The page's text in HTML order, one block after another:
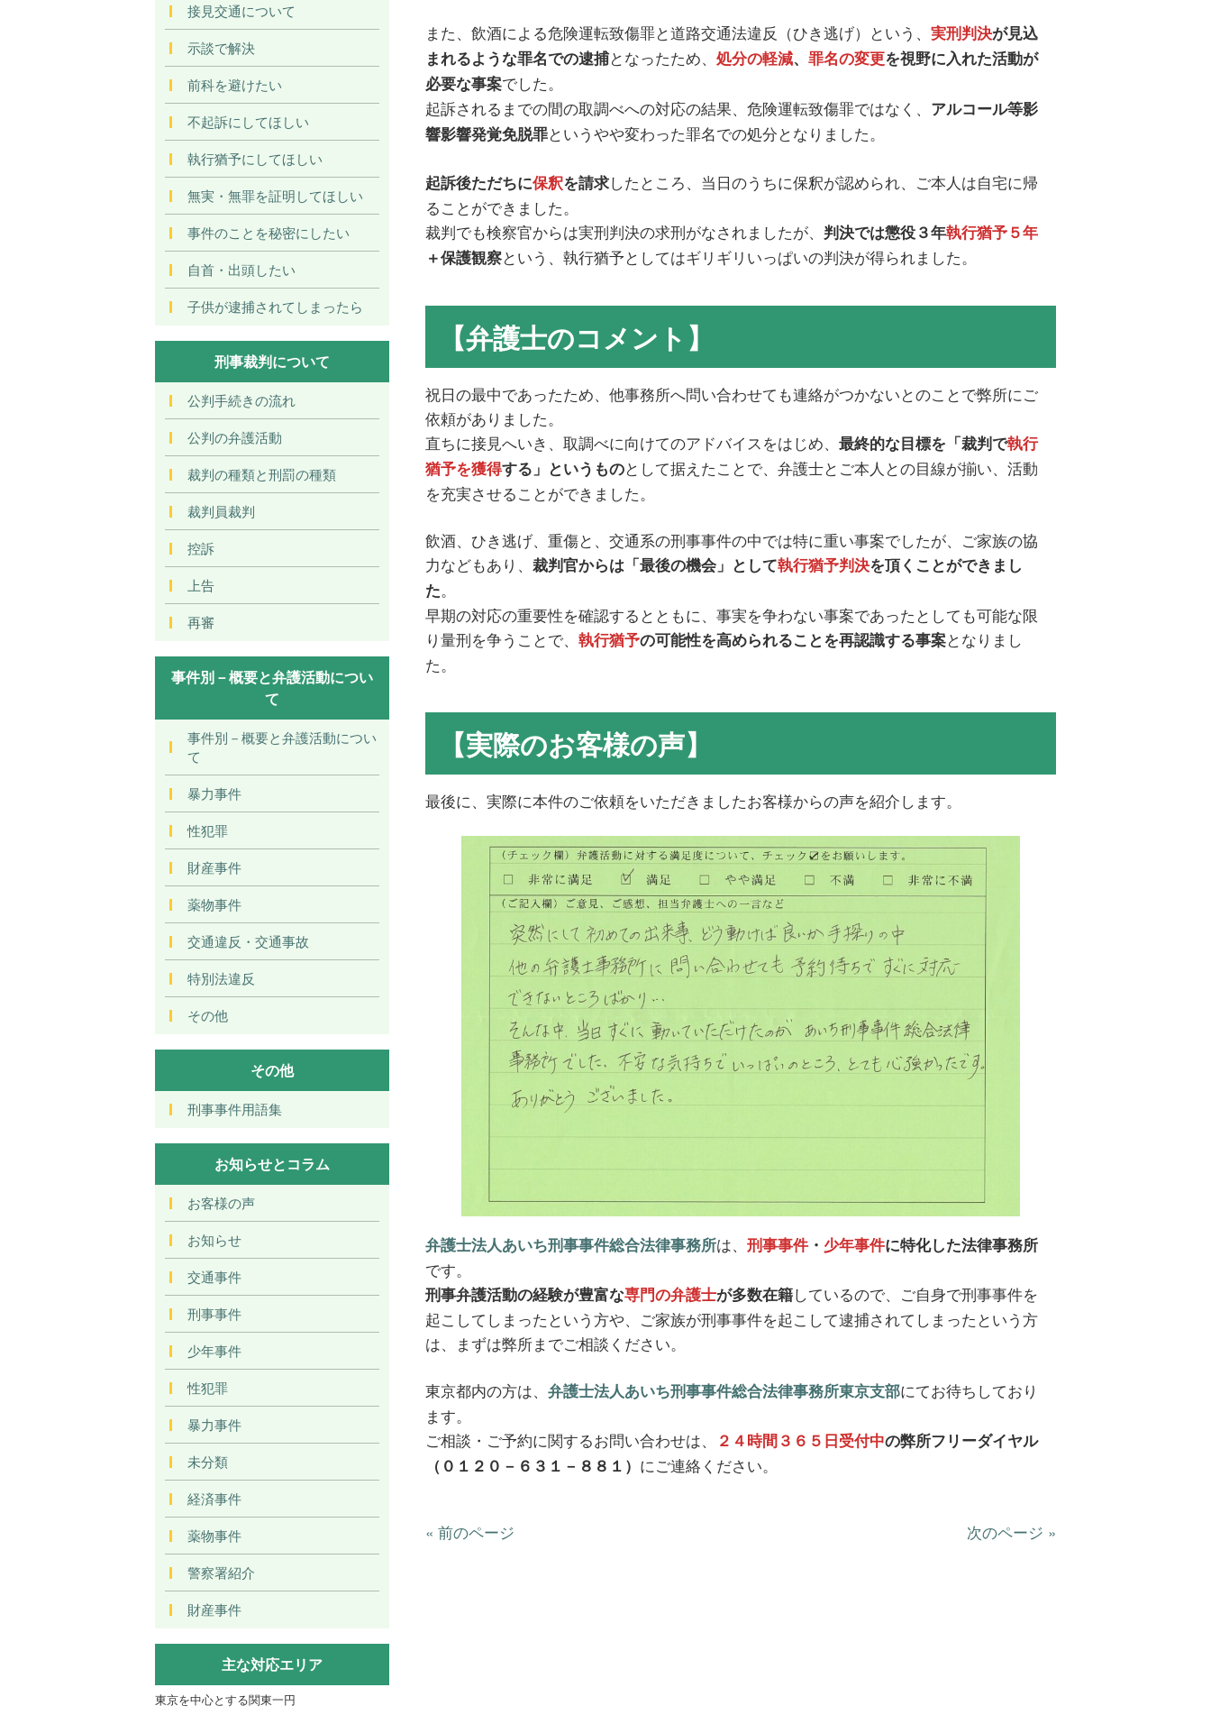
また、飲酒による危険運転致傷罪と道路交通法違反（ひき逃げ）という、 実刑判決が見込
まれるような罪名での逮捕となったため、 処分の軽減、 罪名の変更を視野に入れた活動が
必要な事案でした。
起訴されるまでの間の取調べへの対応の結果、危険運転致傷罪ではなく、 アルコール等影
響影響発覚免脱罪というやや変わった罪名での処分となりました。
起訴後ただちに保釈を請求したところ、当日のうちに保釈が認められ、ご本人は自宅に帰
ることができました。
裁判でも検察官からは実刑判決の求刑がなされましたが、 判決では懲役３年執行猶予５年
＋保護観察という、執行猶予としてはギリギリいっぱいの判決が得られました。
【弁護士のコメント】
祝日の最中であったため、他事務所へ問い合わせても連絡がつかないとのことで弊所にご
依頼がありました。
直ちに接見へいき、取調べに向けてのアドバイスをはじめ、 最終的な目標を「裁判で執行
猶予を獲得する」というものとして据えたことで、弁護士とご本人との目線が揃い、活動
を充実させることができました。
飲酒、ひき逃げ、重傷と、交通系の刑事事件の中では特に重い事案でしたが、ご家族の協
力などもあり、 裁判官からは「最後の機会」として執行猶予判決を頂くことができまし
た。
早期の対応の重要性を確認するとともに、事実を争わない事案であったとしても可能な限
り量刑を争うことで、 執行猶予の可能性を高められることを再認識する事案となりまし
た。
【実際のお客様の声】
最後に、実際に本件のご依頼をいただきましたお客様からの声を紹介します。
弁護士法人あいち刑事事件総合法律事務所は、 刑事事件 ・ 少年事件に特化した法律事務所
です。
刑事弁護活動の経験が豊富な専門の弁護士が多数在籍しているので、ご自身で刑事事件を
起こしてしまったという方や、ご家族が刑事事件を起こして逮捕されてしまったという方
は、まずは弊所までご相談ください。
東京都内の方は、 弁護士法人あいち刑事事件総合法律事務所東京支部にてお待ちしており
ます。
ご相談・ご予約に関するお問い合わせは、
２４時間３６５日受付中の弊所フリーダイヤル
（０１２０－６３１－８８１） にご連絡ください。
« 前のページ 次のページ »
接見交通について
示談で解決
前科を避けたい
不起訴にしてほしい
執行猶予にしてほしい
無実・無罪を証明してほしい
事件のことを秘密にしたい
自首・出頭したい
子供が逮捕されてしまったら
刑事裁判について
公判手続きの流れ
公判の弁護活動
裁判の種類と刑罰の種類
裁判員裁判
控訴
上告
再審
事件別－概要と弁護活動につい
て
事件別－概要と弁護活動につい
て
暴力事件
性犯罪
財産事件
薬物事件
交通違反・交通事故
特別法違反
その他
その他
刑事事件用語集
お知らせとコラム
お客様の声
お知らせ
交通事件
刑事事件
少年事件
性犯罪
暴力事件
未分類
経済事件
薬物事件
警察署紹介
財産事件
主な対応エリア
東京を中心とする関東一円